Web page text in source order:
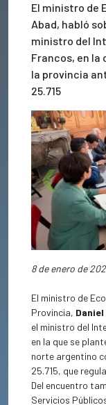
El ministro de
Abad, habló
ministro del
Francos, en la
la provincia
25.715
Previous
8 de enero de
El ministro de
Provincia,
el ministro del
en la que se
norte argentino
25.715, que
Del encuentro
Servicios